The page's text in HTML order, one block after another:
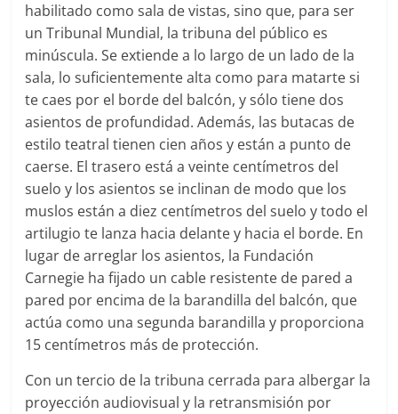
habilitado como sala de vistas, sino que, para ser
un Tribunal Mundial, la tribuna del público es
minúscula. Se extiende a lo largo de un lado de la
sala, lo suficientemente alta como para matarte si
te caes por el borde del balcón, y sólo tiene dos
asientos de profundidad. Además, las butacas de
estilo teatral tienen cien años y están a punto de
caerse. El trasero está a veinte centímetros del
suelo y los asientos se inclinan de modo que los
muslos están a diez centímetros del suelo y todo el
artilugio te lanza hacia delante y hacia el borde. En
lugar de arreglar los asientos, la Fundación
Carnegie ha fijado un cable resistente de pared a
pared por encima de la barandilla del balcón, que
actúa como una segunda barandilla y proporciona
15 centímetros más de protección.
Con un tercio de la tribuna cerrada para albergar la
proyección audiovisual y la retransmisión por